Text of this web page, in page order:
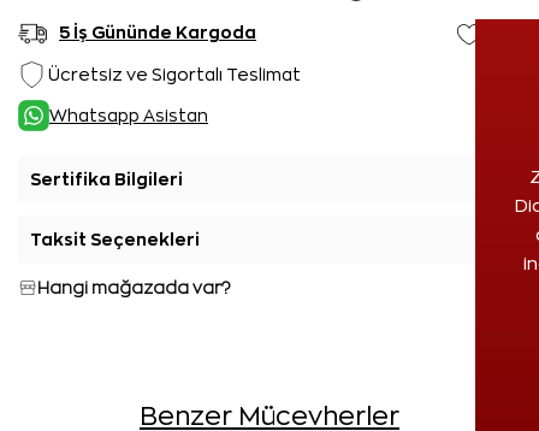
5 İş Gününde Kargoda
Ücretsiz ve Sigortalı Teslimat
Whatsapp Asistan
Sertifika Bilgileri
Taksit Seçenekleri
Hangi mağazada var?
Benzer Mücevherler